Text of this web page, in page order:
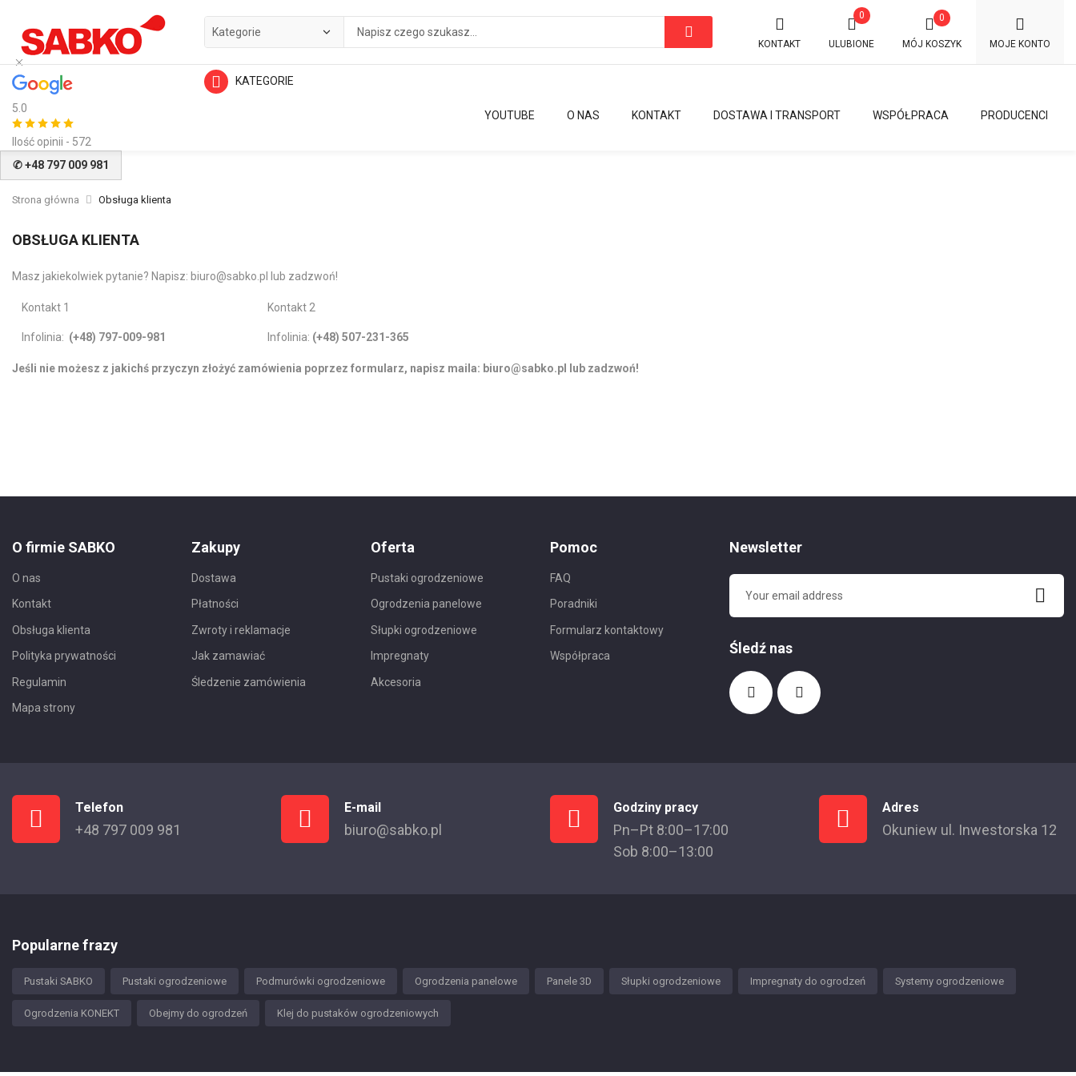
5.0
Ilość opinii - 572
KONTAKT
0
ULUBIONE MÓJ KOSZYK
0
MOJE KONTO
KATEGORIE
PRODUCENCI
WSPÓŁPRACA
DOSTAWA I TRANSPORT
KONTAKT
O NAS
YOUTUBE
✆ +48 797 009 981
Strona główna Obsługa klienta
OBSŁUGA KLIENTA
Masz jakiekolwiek pytanie? Napisz: biuro@sabko.pl lub zadzwoń!
Kontakt 1 Kontakt 2
Infolinia: (+48) 797-009-981 Infolinia: (+48) 507-231-365
Jeśli nie możesz z jakichś przyczyn złożyć zamówienia poprzez formularz, napisz maila: biuro@sabko.pl lub zadzwoń!
O firmie SABKO
O nas
Kontakt
Obsługa klienta
Polityka prywatności
Regulamin
Mapa strony
Zakupy
Dostawa
Płatności
Zwroty i reklamacje
Jak zamawiać
Śledzenie zamówienia
Oferta
Pustaki ogrodzeniowe
Ogrodzenia panelowe
Słupki ogrodzeniowe
Impregnaty
Akcesoria
Pomoc
FAQ
Poradniki
Formularz kontaktowy
Współpraca
Newsletter
Śledź nas
Telefon
+48 797 009 981
E-mail
biuro@sabko.pl
Godziny pracy
Pn–Pt 8:00–17:00
Sob 8:00–13:00
Adres
Okuniew ul. Inwestorska 12
Popularne frazy
Pustaki SABKO Pustaki ogrodzeniowe Podmurówki ogrodzeniowe Ogrodzenia panelowe Panele 3D Słupki ogrodzeniowe Impregnaty do ogrodzeń Systemy ogrodzeniowe
Ogrodzenia KONEKT Obejmy do ogrodzeń Klej do pustaków ogrodzeniowych